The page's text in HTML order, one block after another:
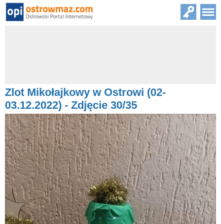
Zlot Mikołajkowy w Ostrowi (02-
03.12.2022) - Zdjęcie 30/35